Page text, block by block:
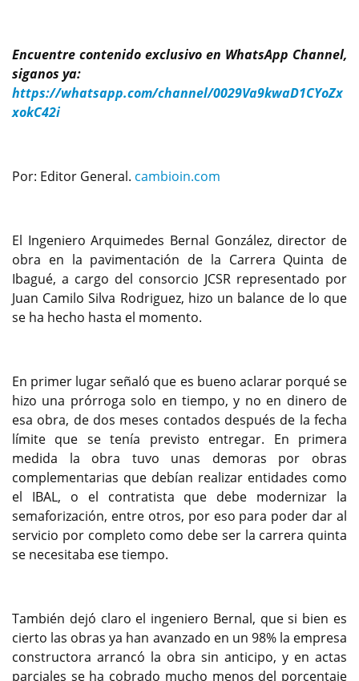
Encuentre contenido exclusivo en WhatsApp Channel,
siganos ya:
https://whatsapp.com/channel/0029Va9kwaD1CYoZx
xokC42i
Por: Editor General. cambioin.com
El Ingeniero Arquimedes Bernal González, director de
obra en la pavimentación de la Carrera Quinta de
Ibagué, a cargo del consorcio JCSR representado por
Juan Camilo Silva Rodriguez, hizo un balance de lo que
se ha hecho hasta el momento.
En primer lugar señaló que es bueno aclarar porqué se
hizo una prórroga solo en tiempo, y no en dinero de
esa obra, de dos meses contados después de la fecha
límite que se tenía previsto entregar. En primera
medida la obra tuvo unas demoras por obras
complementarias que debían realizar entidades como
el IBAL, o el contratista que debe modernizar la
semaforización, entre otros, por eso para poder dar al
servicio por completo como debe ser la carrera quinta
se necesitaba ese tiempo.
También dejó claro el ingeniero Bernal, que si bien es
cierto las obras ya han avanzado en un 98% la empresa
constructora arrancó la obra sin anticipo, y en actas
parciales se ha cobrado mucho menos del porcentaje